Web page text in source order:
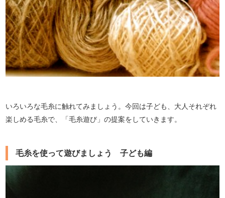
いろいろな毛糸に触れてみましょう。今回は子ども、大人それぞれ
楽しめる毛糸で、「毛糸遊び」の提案をしていきます。
毛糸を使って遊びましょう 子ども編